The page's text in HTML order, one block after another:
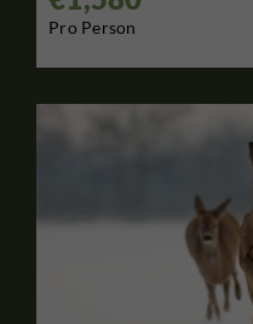
Pro Person